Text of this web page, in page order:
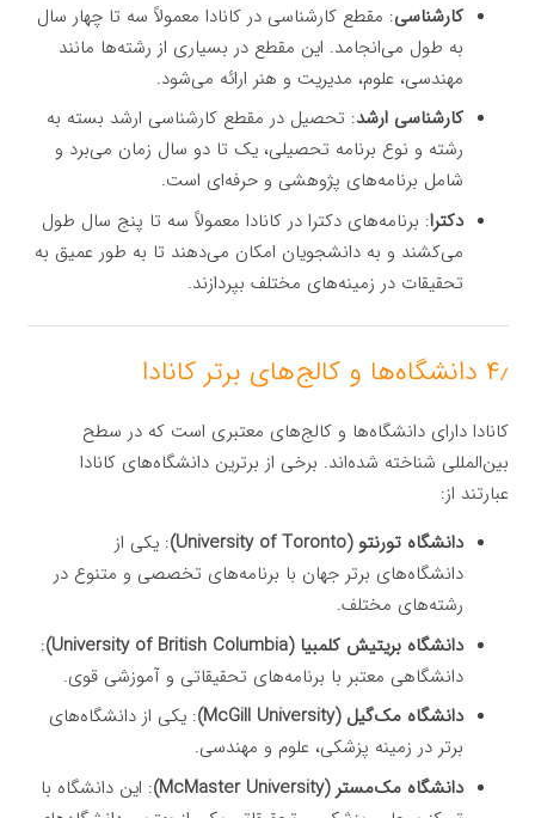
کارشناسی: مقطع کارشناسی در کانادا معمولاً سه تا چهار سال
به طول می‌انجامد. این مقطع در بسیاری از رشته‌ها مانند
مهندسی، علوم، مدیریت و هنر ارائه می‌شود.
کارشناسی ارشد: تحصیل در مقطع کارشناسی ارشد بسته به
رشته و نوع برنامه تحصیلی، یک تا دو سال زمان می‌برد و
شامل برنامه‌های پژوهشی و حرفه‌ای است.
دکترا: برنامه‌های دکترا در کانادا معمولاً سه تا پنج سال طول
می‌کشند و به دانشجویان امکان می‌دهند تا به طور عمیق به
تحقیقات در زمینه‌های مختلف بپردازند.
۴٫ دانشگاه‌ها و کالج‌های برتر کانادا
کانادا دارای دانشگاه‌ها و کالج‌های معتبری است که در سطح
بین‌المللی شناخته شده‌اند. برخی از برترین دانشگاه‌های کانادا
عبارتند از:
دانشگاه تورنتو (University of Toronto)
: یکی از
دانشگاه‌های برتر جهان با برنامه‌های تخصصی و متنوع در
رشته‌های مختلف.
دانشگاه بریتیش کلمبیا (University of British Columbia)
:
دانشگاهی معتبر با برنامه‌های تحقیقاتی و آموزشی قوی.
دانشگاه مک‌گیل (McGill University)
: یکی از دانشگاه‌های
برتر در زمینه پزشکی، علوم و مهندسی.
دانشگاه مک‌مستر (McMaster University)
: این دانشگاه با